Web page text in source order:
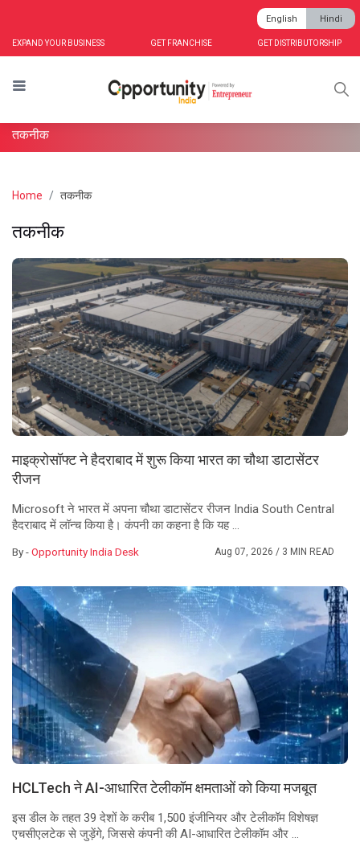
EXPAND YOUR BUSINESS GET FRANCHISE GET DISTRIBUTORSHIP
English Hindi
तकनीक
Home तकनीक
तकनीक
माइक्रोसॉफ्ट ने हैदराबाद में शुरू किया भारत का चौथा डाटासेंटर
रीजन
Microsoft ने भारत में अपना चौथा डाटासेंटर रीजन India South Central
हैदराबाद में लॉन्च किया है। कंपनी का कहना है कि यह ...
By -Opportunity India Desk Aug 07, 2026/ 3 MIN READ
HCLTech ने AI-आधारित टेलीकॉम क्षमताओं को किया मजबूत
इस डील के तहत 39 देशों के करीब 1,500 इंजीनियर और टेलीकॉम विशेषज्ञ
एचसीएलटेक से जुड़ेंगे, जिससे कंपनी की AI-आधारित टेलीकॉम और ...